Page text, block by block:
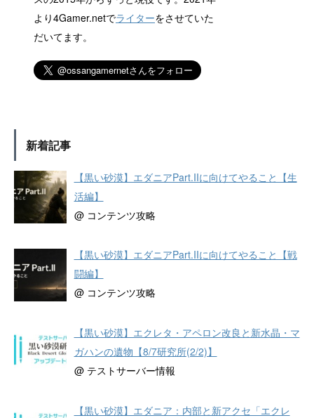
より4Gamer.netでライターをさせていた
だいてます。
新着記事
【黒い砂漠】エダニアPart.IIに向けてやること【生
活編】
@ コンテンツ攻略
【黒い砂漠】エダニアPart.IIに向けてやること【戦
闘編】
@ コンテンツ攻略
【黒い砂漠】エクレタ・アペロン改良と新水晶・マ
ガハンの遺物【8/7研究所(2/2)】
@ テストサーバー情報
【黒い砂漠】エダニア：内部と新アクセ「エクレ